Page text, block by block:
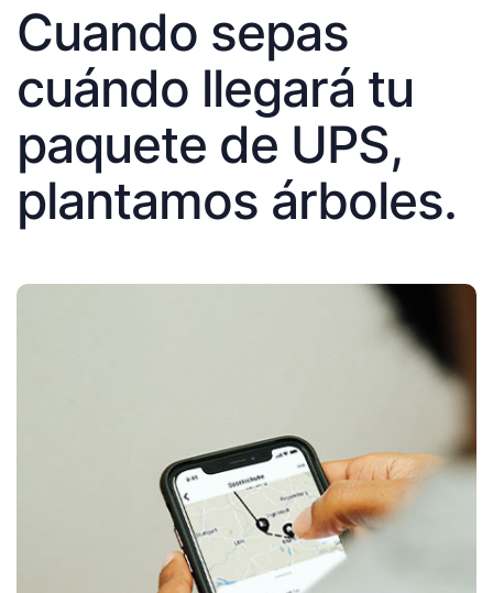
Cuando sepas
cuándo llegará tu
paquete de UPS,
plantamos árboles.